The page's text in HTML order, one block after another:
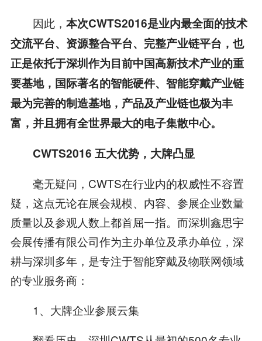
因此， 本次CWTS2016是业内最全面的技术
交流平台、资源整合平台、完整产业链平台，也
正是依托于深圳作为目前中国高新技术产业的重
要基地，国际著名的智能硬件、智能穿戴产业链
最为完善的制造基地，产品及产业链也极为丰
富，并且拥有全世界最大的电子集散中心。
CWTS2016 五大优势，大牌凸显
毫无疑问，CWTS在行业内的权威性不容置
疑，这点无论在展会规模、内容、参展企业数量
质量以及参观人数上都首屈一指。而深圳鑫思宇
会展传播有限公司作为主办单位及承办单位，深
耕与深圳多年，是专注于智能穿戴及物联网领域
的专业服务商：
1、大牌企业参展云集